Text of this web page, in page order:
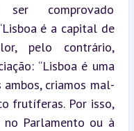
comprovado
é a capital de
pelo contrário,
“Lisboa é uma
ambos, criamos mal-
frutíferas. Por isso,
Parlamento ou à